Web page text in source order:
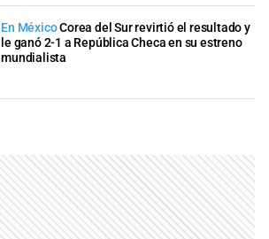
En MéxicoCorea del Sur revirtió el resultado y
le ganó 2-1 a República Checa en su estreno
mundialista